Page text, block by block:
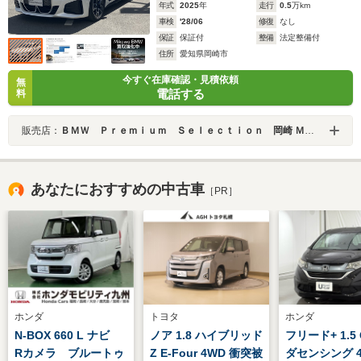
年式 2025年 走行 0.5万km
車検
'28/06 修復
なし
保証
保証付 整備
法定整備付
住所
愛知県岡崎市
無
料
今すぐ在庫確認・見積依頼
電話する
販売店： ＢＭＷ Ｐｒｅｍｉｕｍ Ｓｅｌｅｃｔｉｏｎ 岡崎 Ｍｉｋａｗａ ＢＭＷ
あなたにおすすめの中古車 ［PR］
ホンダ
N-BOX 660 L ナビ
Rカメラ ブルートゥ
トヨタ
ノア 1.8 ハイブリッド
Z E-Four 4WD 衝突被
ホンダ
フリード+ 1.5
ダセンシング